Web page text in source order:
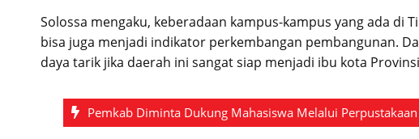
Solossa mengaku, keberadaan kampus-kampus yang ada di
bisa juga menjadi indikator perkembangan pembangunan.
daya tarik jika daerah ini sangat siap menjadi ibu kota
Pemkab Diminta Dukung Mahasiswa Melalui